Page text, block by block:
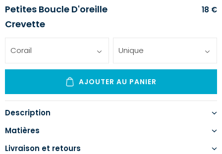
Petites Boucle D'oreille
Crevette
18 €
Corail Unique
AJOUTER AU PANIER
Description
Matières
Livraison et retours